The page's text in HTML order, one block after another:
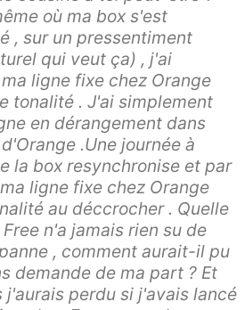
où ma box s'est
, sur un pressentiment
qui veut ça) , j'ai
ligne fixe chez Orange
tonalité . J'ai simplement
en dérangement dans
.Une journée à
la box resynchronise et par
ligne fixe chez Orange
au déccrocher . Quelle
n'a jamais rien su de
, comment aurait-il pu
demande de ma part ? Et
j'aurais perdu si j'avais lancé